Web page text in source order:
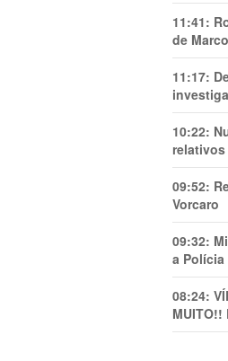
11:41:
de
11:17:
10:22:
09:52:
Vorcaro
09:32:
a Polícia
08:24:
MUITO!!